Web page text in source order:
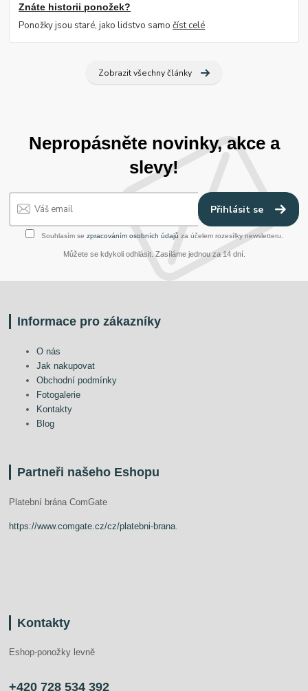
Znáte historii ponožek?
Ponožky jsou staré, jako lidstvo samočíst celé
Zobrazit všechny články
Nepropásněte novinky, akce a
slevy!
Přihlásit se
Souhlasím se zpracováním osobních údajů za účelem rozesílky newsletteru.
Můžete se kdykoli odhlásit. Zasíláme jednou za 14 dní.
Informace pro zákazníky
O nás
Jak nakupovat
Obchodní podmínky
Fotogalerie
Kontakty
Blog
Partneři našeho Eshopu
Platební brána ComGate
https://www.comgate.cz/cz/platebni-brana
Kontakty
Eshop-ponožky levně
+420 728 534 392